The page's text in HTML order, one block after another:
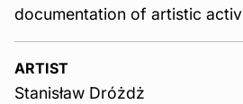
documentation of artistic
ARTIST
Stanisław Dróżdż